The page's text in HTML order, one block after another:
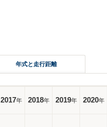
年式と走行距離
2017年 2018年 2019年 2020年